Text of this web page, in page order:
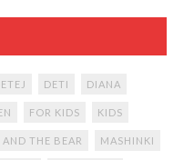
DETI DIANA
FOR KIDS KIDS
AND THE BEAR MASHINKI